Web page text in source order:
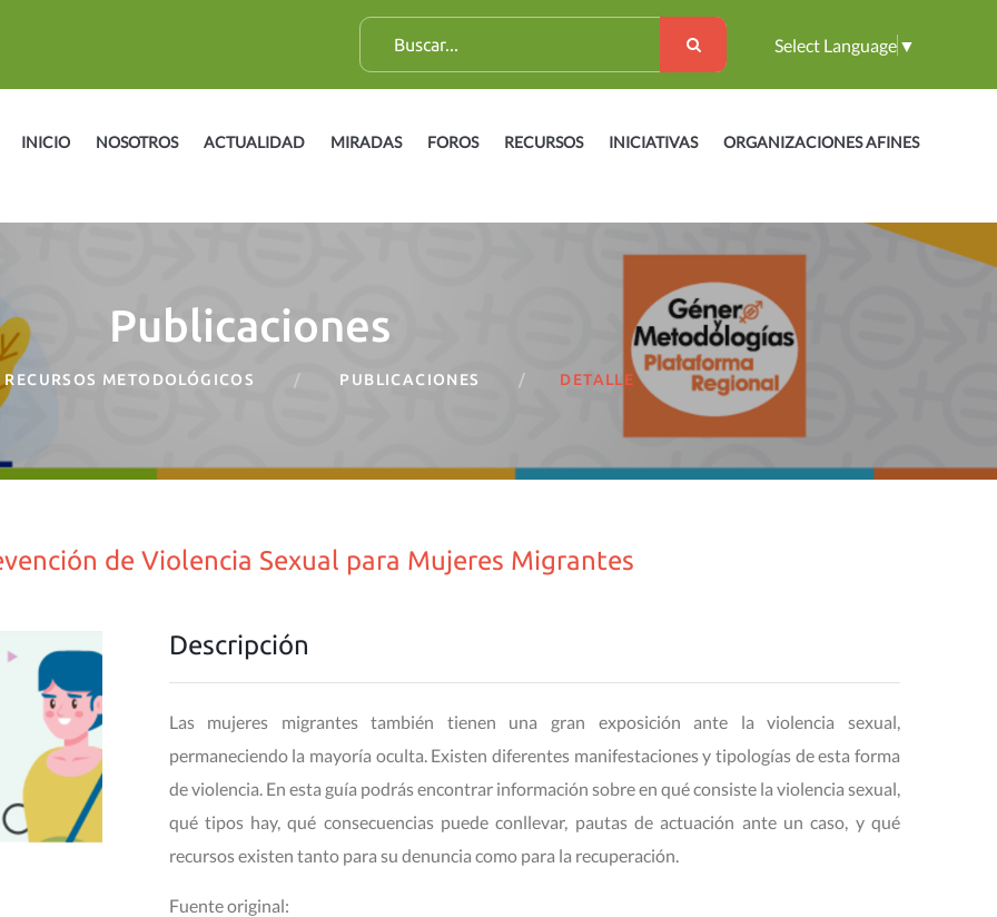
B
u
c
Select Language ▼
INICIO NOSOTROS ACTUALIDAD MIRADAS FOROS RECURSOS INICIATIVAS ORGANIZACIONES AFINES
Publicaciones
RECURSOS METODOLÓGICOS PUBLICACIONES DETALLE
de Violencia Sexual para Mujeres Migrantes
Descripción
Las mujeres migrantes también tienen una gran exposición ante la violencia sexual,
permaneciendo la mayoría oculta. Existen diferentes manifestaciones y tipologías de esta forma
de violencia. En esta guía podrás encontrar información sobre en qué consiste la violencia sexual,
qué tipos hay, qué consecuencias puede conllevar, pautas de actuación ante un caso, y qué
recursos existen tanto para su denuncia como para la recuperación.
Fuente original: